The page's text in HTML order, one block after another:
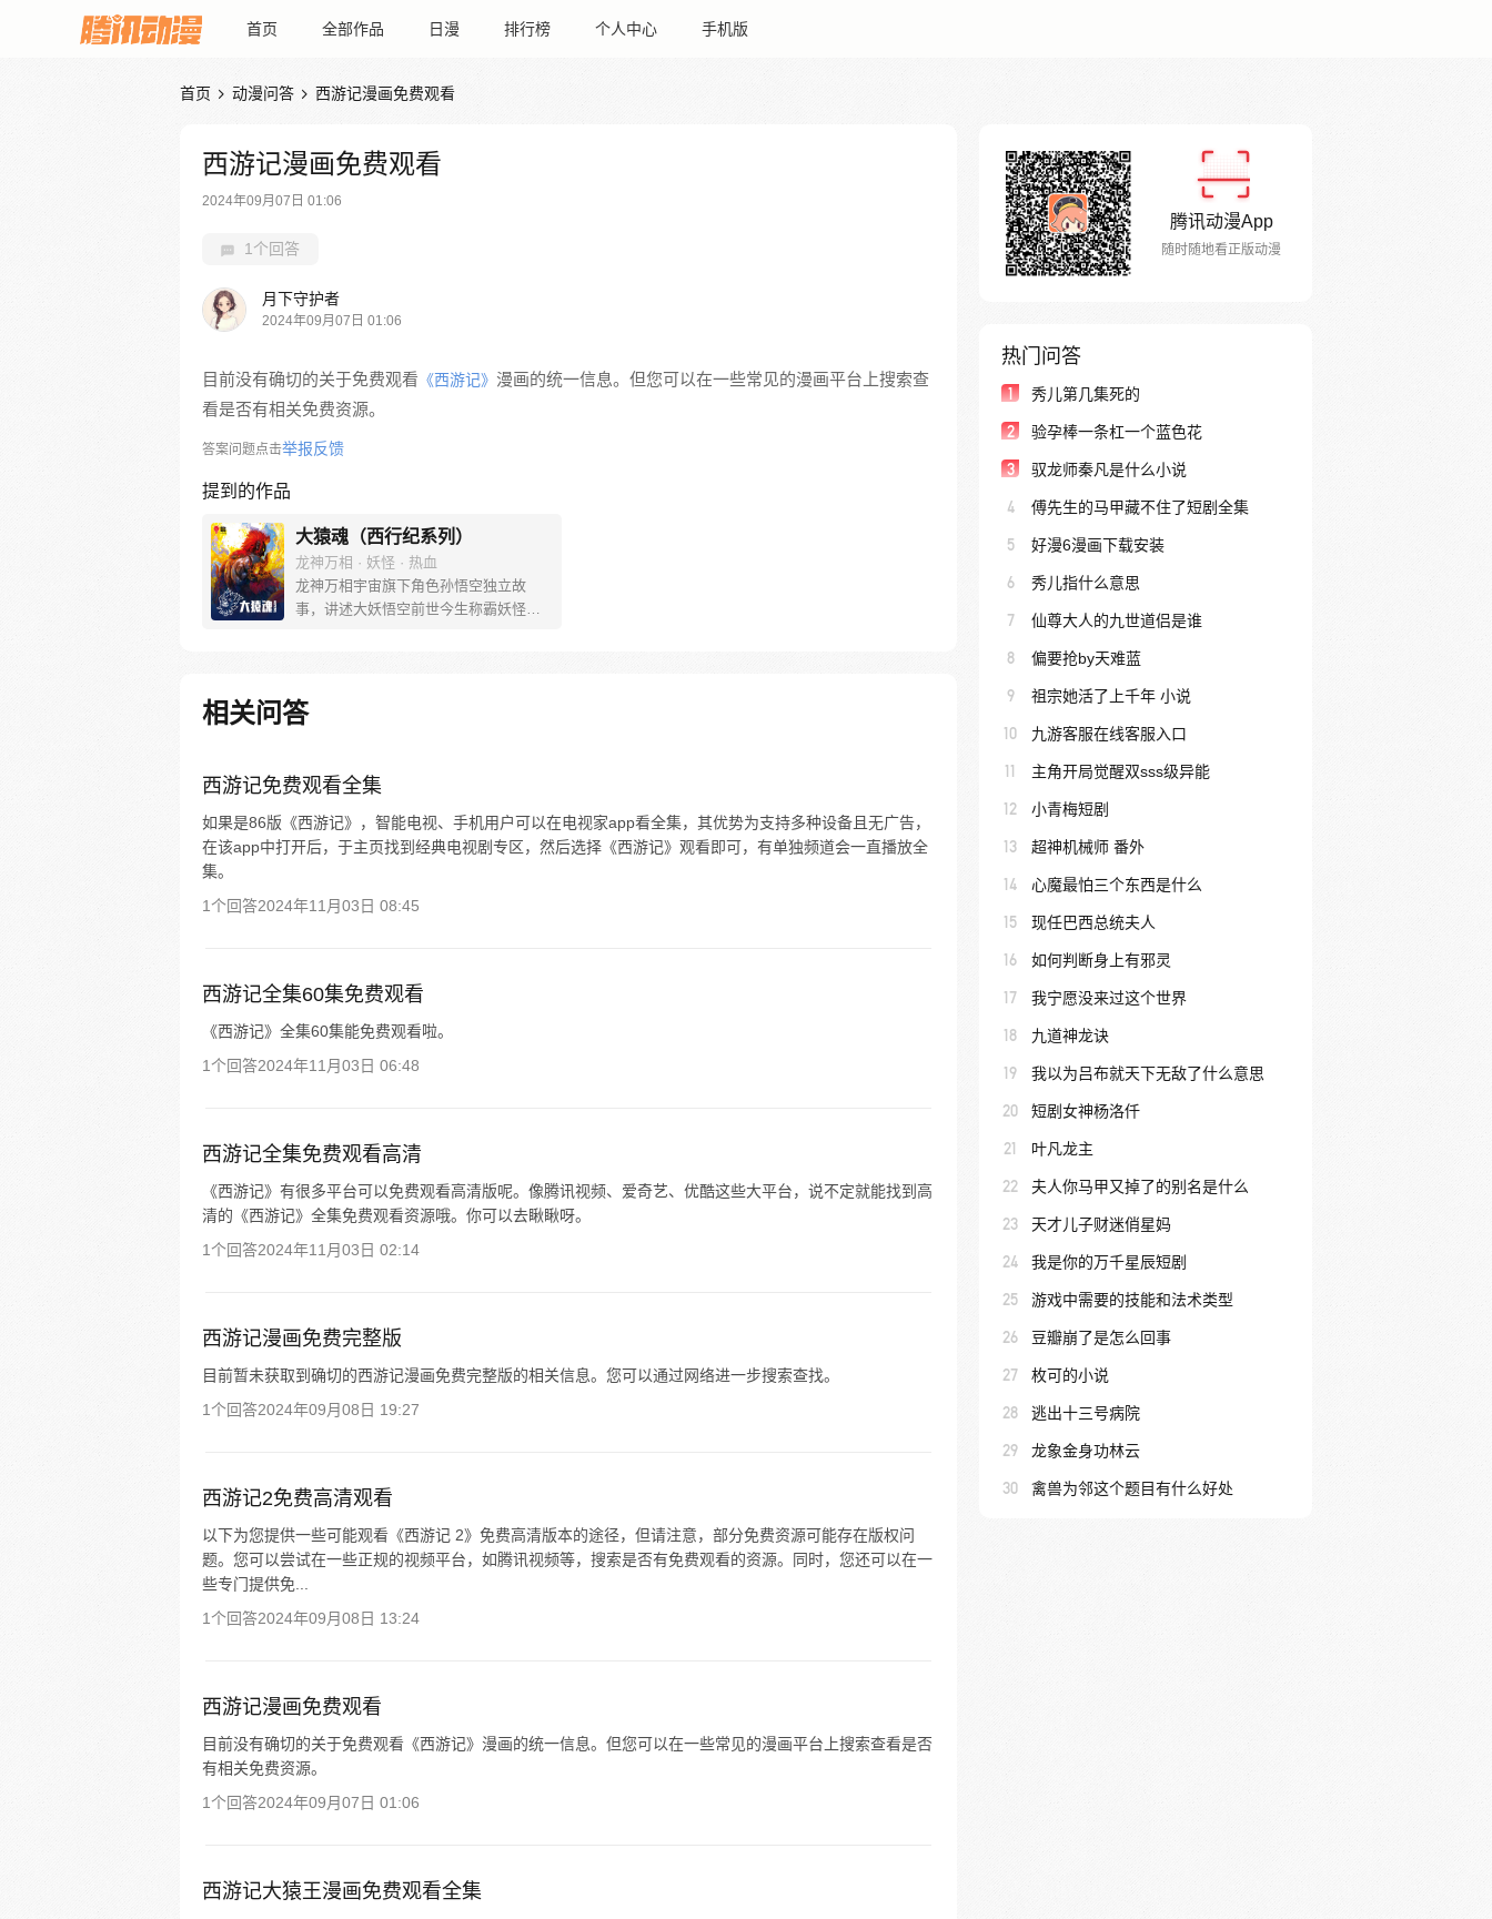
首页 全部作品 日漫 排行榜 个人中心 手机版
首页  动漫问答  西游记漫画免费观看
西游记漫画免费观看
2024年09月07日 01:06
1个回答
月下守护者
2024年09月07日 01:06
目前没有确切的关于免费观看 《西游记》 漫画的统一信息。但您可以在一些常见的漫画平台上搜索查
看是否有相关免费资源。
答案问题点击举报反馈
提到的作品
大猿魂（西行纪系列）
龙神万相 · 妖怪 · 热血
龙神万相宇宙旗下角色孙悟空独立故
事，讲述大妖悟空前世今生称霸妖怪大
入暗魂无法再守护重要之人…六十年
后，他再次破石而出，背负着守护族人
成为猴群之王，但故事仍在继续…
相关问答
西游记免费观看全集
如果是86版《西游记》，智能电视、手机用户可以在电视家app看全集，其优势为支持多种设备且无广告，
在该app中打开后，于主页找到经典电视剧专区，然后选择《西游记》观看即可，有单独频道会一直播放全
集。
1个回答2024年11月03日 08:45
西游记全集60集免费观看
《西游记》全集60集能免费观看啦。
1个回答2024年11月03日 06:48
西游记全集免费观看高清
《西游记》有很多平台可以免费观看高清版呢。像腾讯视频、爱奇艺、优酷这些大平台，说不定就能找到高
清的《西游记》全集免费观看资源哦。你可以去瞅瞅呀。
1个回答2024年11月03日 02:14
西游记漫画免费完整版
目前暂未获取到确切的西游记漫画免费完整版的相关信息。您可以通过网络进一步搜索查找。
1个回答2024年09月08日 19:27
西游记2免费高清观看
以下为您提供一些可能观看《西游记 2》免费高清版本的途径，但请注意，部分免费资源可能存在版权问
题。您可以尝试在一些正规的视频平台，如腾讯视频等，搜索是否有免费观看的资源。同时，您还可以在一
些专门提供免...
1个回答2024年09月08日 13:24
西游记漫画免费观看
目前没有确切的关于免费观看《西游记》漫画的统一信息。但您可以在一些常见的漫画平台上搜索查看是否
有相关免费资源。
1个回答2024年09月07日 01:06
西游记大猿王漫画免费观看全集
腾讯动漫App
随时随地看正版动漫
热门问答
1 秀儿第几集死的
2 验孕棒一条杠一个蓝色花
3 驭龙师秦凡是什么小说
4 傅先生的马甲藏不住了短剧全集
5 好漫6漫画下载安装
6 秀儿指什么意思
7 仙尊大人的九世道侣是谁
8 偏要抢by天难蓝
9 祖宗她活了上千年 小说
10 九游客服在线客服入口
11 主角开局觉醒双sss级异能
12 小青梅短剧
13 超神机械师 番外
14 心魔最怕三个东西是什么
15 现任巴西总统夫人
16 如何判断身上有邪灵
17 我宁愿没来过这个世界
18 九道神龙诀
19 我以为吕布就天下无敌了什么意思
20 短剧女神杨洛仟
21 叶凡龙主
22 夫人你马甲又掉了的别名是什么
23 天才儿子财迷俏星妈
24 我是你的万千星辰短剧
25 游戏中需要的技能和法术类型
26 豆瓣崩了是怎么回事
27 枚可的小说
28 逃出十三号病院
29 龙象金身功林云
30 禽兽为邻这个题目有什么好处